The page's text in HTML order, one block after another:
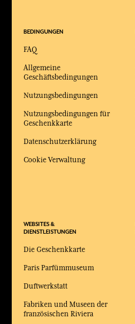
BEDINGUNGEN
FAQ
Allgemeine
Geschäftsbedingungen
Nutzungsbedingungen
Nutzungsbedingungen für
Geschenkkarte
Datenschutzerklärung
Cookie Verwaltung
WEBSITES &
DIENSTLEISTUNGEN
Die Geschenkkarte
Paris Parfümmuseum
Duftwerkstatt
Fabriken und Museen der
französischen Riviera